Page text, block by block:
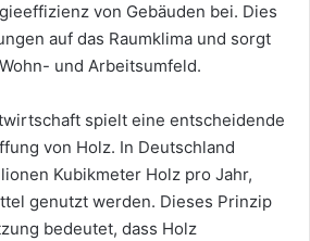
von Gebäuden bei. Dies
auf das Raumklima und sorgt
und Arbeitsumfeld.
spielt eine entscheidende
von Holz. In Deutschland
Kubikmeter Holz pro Jahr,
genutzt werden. Dieses Prinzip
bedeutet, dass Holz